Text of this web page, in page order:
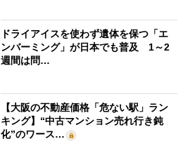
ドライアイスを使わず遺体を保つ「エ
ンバーミング」が日本でも普及 1～2
週間は問…
【大阪の不動産価格「危ない駅」ラン
キング】“中古マンション売れ行き鈍
化”のワース…